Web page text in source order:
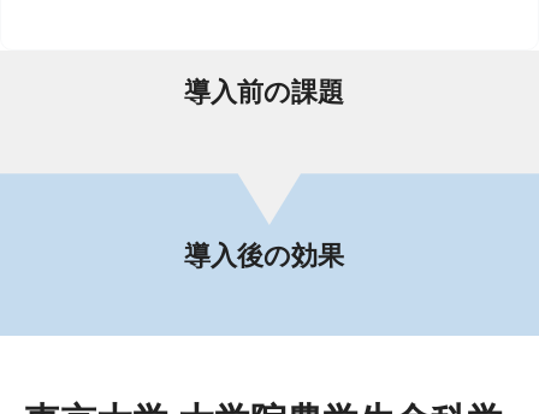
導入前の課題
導入後の効果